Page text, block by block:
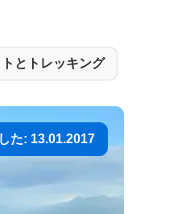
とトレッキング
た: 13.01.2017